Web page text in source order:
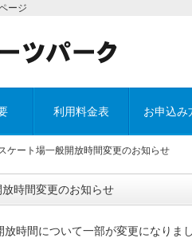
ージ
利用料金表 お申込み
ケート場一般開放時間変更のお知らせ
時間変更のお知らせ
時間について一部が変更になりま